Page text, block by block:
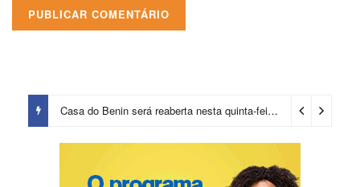
Casa do Benin será reaberta nesta quinta-feira (6) 2 horas ago